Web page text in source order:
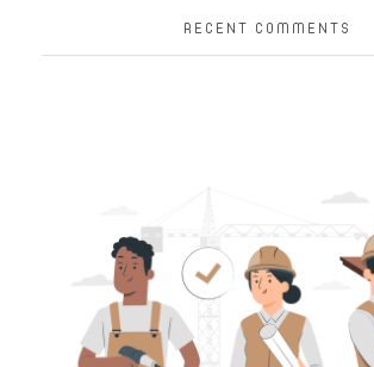
RECENT COMMENTS